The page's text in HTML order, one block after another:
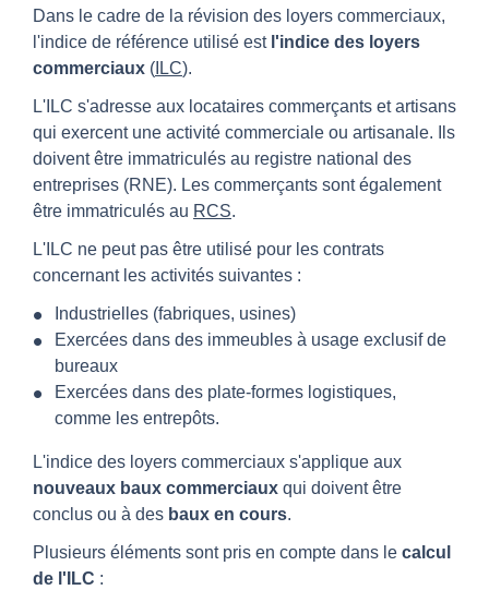
Dans le cadre de la révision des loyers commerciaux,
l'indice de référence utilisé est l'indice des loyers
commerciaux ( ILC).
L'ILC s'adresse aux locataires commerçants et artisans
qui exercent une activité commerciale ou artisanale. Ils
doivent être immatriculés au registre national des
entreprises (RNE). Les commerçants sont également
être immatriculés au RCS.
L'ILC ne peut pas être utilisé pour les contrats
concernant les activités suivantes :
Industrielles (fabriques, usines)
Exercées dans des immeubles à usage exclusif de
bureaux
Exercées dans des plate-formes logistiques,
comme les entrepôts.
L'indice des loyers commerciaux s'applique aux
nouveaux baux commerciaux qui doivent être
conclus ou à des baux en cours.
Plusieurs éléments sont pris en compte dans le calcul
de l'ILC :